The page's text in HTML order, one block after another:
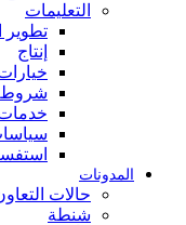
التعليمات
تطوير
إنتاج
شروط
المدونات
حالات
شنطة